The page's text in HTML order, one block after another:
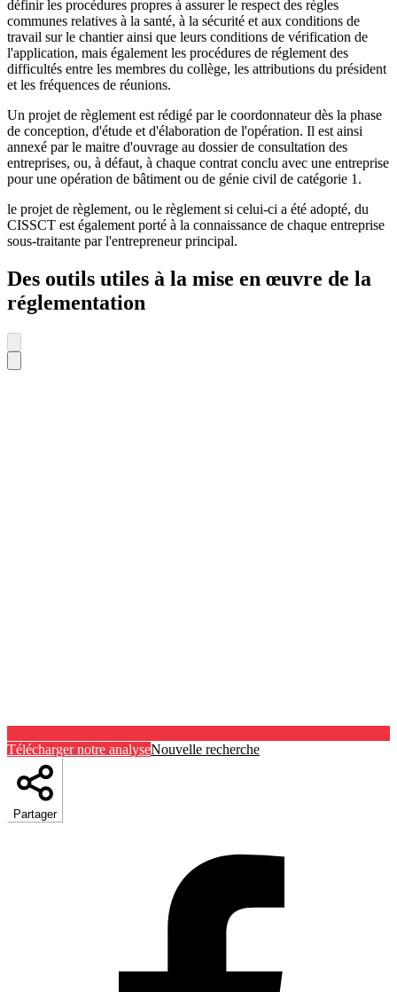
définir les procédures propres à assurer le respect des règles
communes relatives à la santé, à la sécurité et aux conditions de
travail sur le chantier ainsi que leurs conditions de vérification de
l'application, mais également les procédures de réglement des
difficultés entre les membres du collège, les attributions du président
et les fréquences de réunions.
Un projet de règlement est rédigé par le coordonnateur dès la phase
de conception, d'étude et d'élaboration de l'opération. Il est ainsi
annexé par le maitre d'ouvrage au dossier de consultation des
entreprises, ou, à défaut, à chaque contrat conclu avec une entreprise
pour une opération de bâtiment ou de génie civil de catégorie 1.
le projet de règlement, ou le règlement si celui-ci a été adopté, du
CISSCT est également porté à la connaissance de chaque entreprise
sous-traitante par l'entrepreneur principal.
Des outils utiles à la mise en œuvre de la
réglementation
Télécharger notre analyseNouvelle recherche
Partager